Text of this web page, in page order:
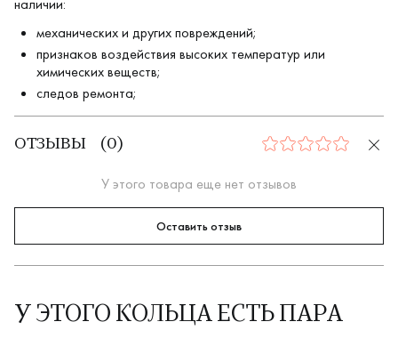
наличии:
механических и других повреждений;
признаков воздействия высоких температур или
химических веществ;
следов ремонта;
ОТЗЫВЫ ( 0) 0
У этого товара еще нет отзывов
Оставить отзыв
У ЭТОГО КОЛЬЦА ЕСТЬ ПАРА